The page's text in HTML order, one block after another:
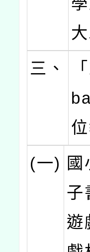
三、
(一)
子
遊